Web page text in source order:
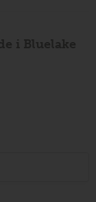
i Bluelake